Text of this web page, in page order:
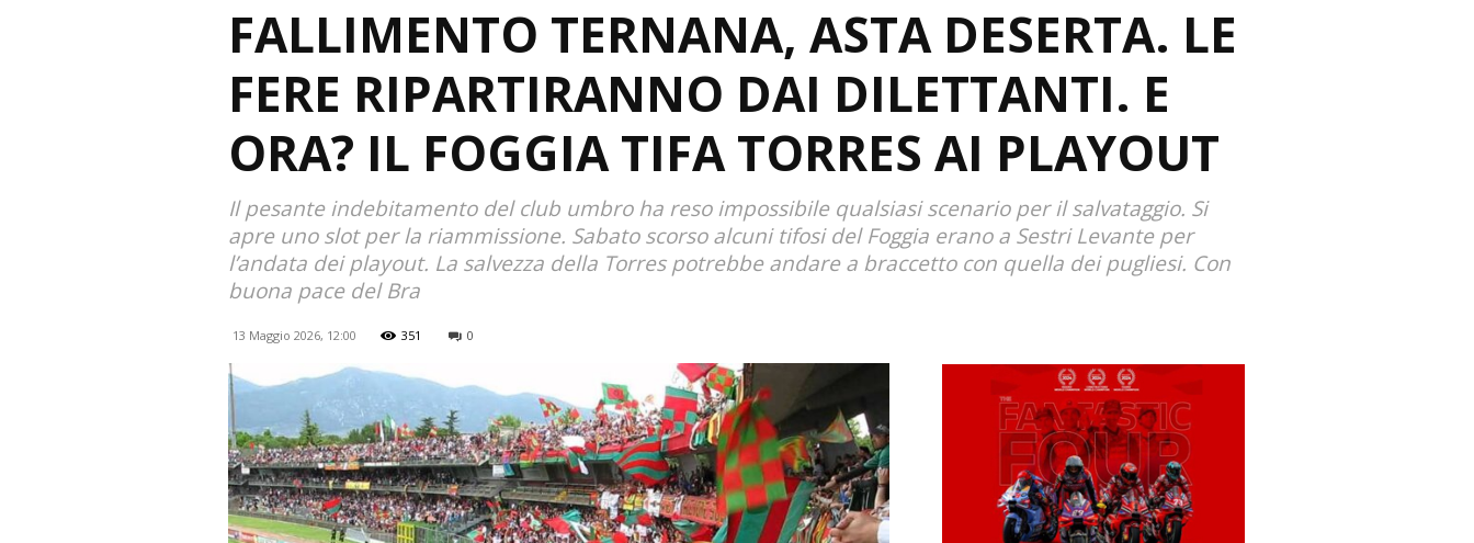
FALLIMENTO TERNANA, ASTA DESERTA. LE
FERE RIPARTIRANNO DAI DILETTANTI. E
ORA? IL FOGGIA TIFA TORRES AI PLAYOUT
Il pesante indebitamento del club umbro ha reso impossibile qualsiasi scenario per il salvataggio. Si
apre uno slot per la riammissione. Sabato scorso alcuni tifosi del Foggia erano a Sestri Levante per
l’andata dei playout. La salvezza della Torres potrebbe andare a braccetto con quella dei pugliesi. Con
buona pace del Bra
13 Maggio 2026, 12:00 351 0